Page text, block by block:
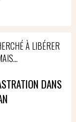
À LIBÉRER
DANS